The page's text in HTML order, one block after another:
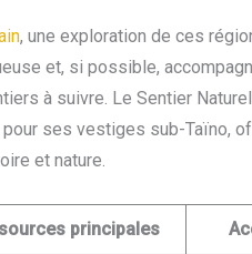
, une exploration de ces
et, si possible,
à suivre. Le Sentier
ses vestiges sub-Taïno,
et nature.
principales